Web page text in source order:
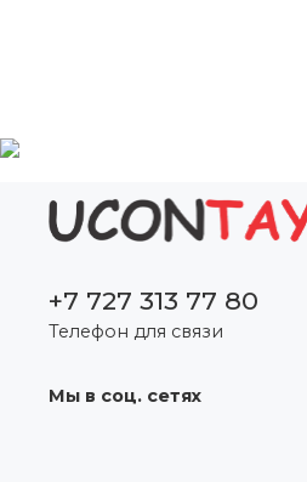
+7 727 313 77 80
Телефон для связи
Мы в соц. сетях